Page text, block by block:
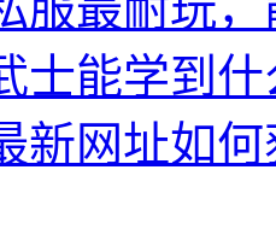
士能学到
新网址如